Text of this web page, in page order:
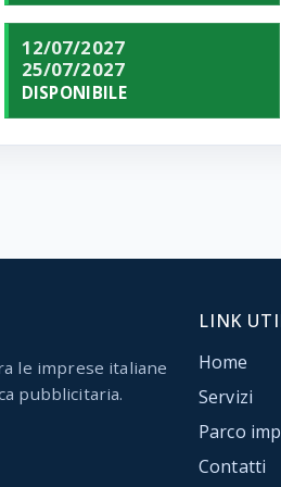
12/07/2027
25/07/2027
DISPONIBILE
le imprese italiane
pubblicitaria.
LINK
Home
Servizi
Parco
Contatti